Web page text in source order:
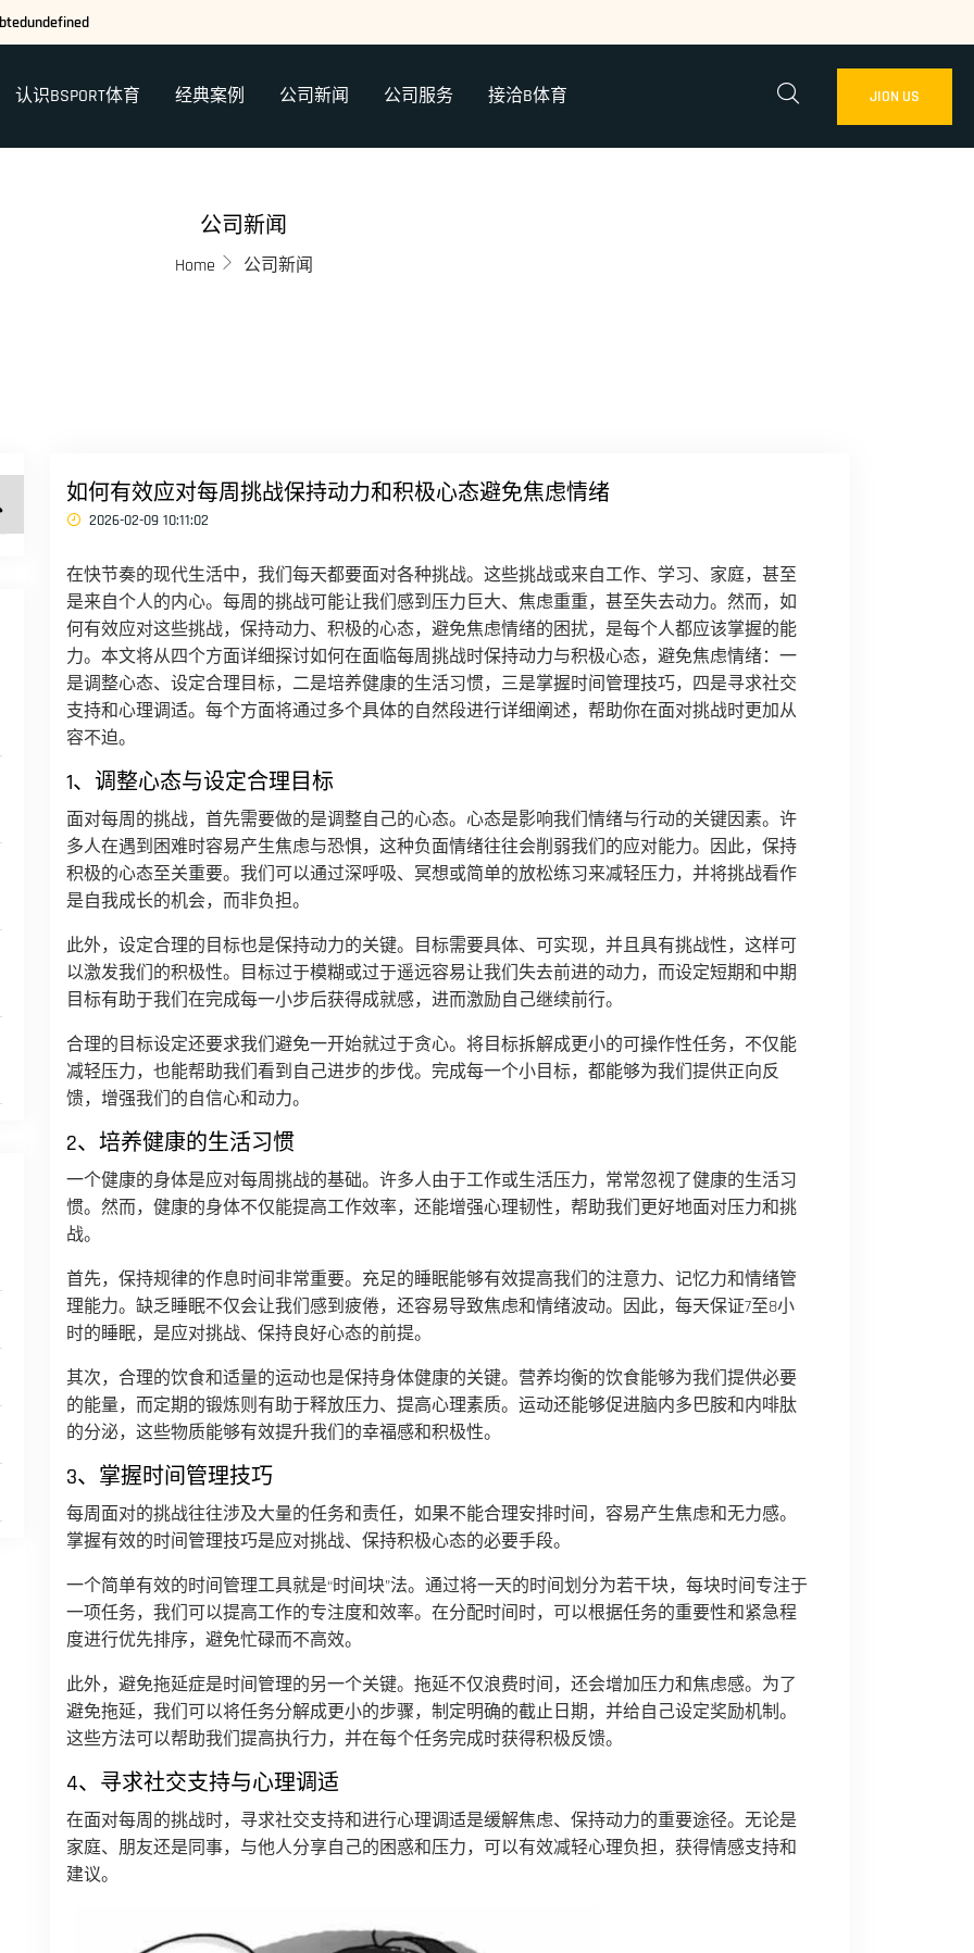
认识BSPORT体育 经典案例 公司新闻 公司服务 接洽B体育 JION US
公司新闻
Home 公司新闻
如何有效应对每周挑战保持动力和积极心态避免焦虑情绪
2026-02-09 10:11:02
在快节奏的现代生活中，我们每天都要面对各种挑战。这些挑战或来自工作、学习、家庭，甚至
是来自个人的内心。每周的挑战可能让我们感到压力巨大、焦虑重重，甚至失去动力。然而，如
何有效应对这些挑战，保持动力、积极的心态，避免焦虑情绪的困扰，是每个人都应该掌握的能
力。本文将从四个方面详细探讨如何在面临每周挑战时保持动力与积极心态，避免焦虑情绪：一
是调整心态、设定合理目标，二是培养健康的生活习惯，三是掌握时间管理技巧，四是寻求社交
支持和心理调适。每个方面将通过多个具体的自然段进行详细阐述，帮助你在面对挑战时更加从
容不迫。
1、调整心态与设定合理目标
面对每周的挑战，首先需要做的是调整自己的心态。心态是影响我们情绪与行动的关键因素。许
多人在遇到困难时容易产生焦虑与恐惧，这种负面情绪往往会削弱我们的应对能力。因此，保持
积极的心态至关重要。我们可以通过深呼吸、冥想或简单的放松练习来减轻压力，并将挑战看作
是自我成长的机会，而非负担。
此外，设定合理的目标也是保持动力的关键。目标需要具体、可实现，并且具有挑战性，这样可
以激发我们的积极性。目标过于模糊或过于遥远容易让我们失去前进的动力，而设定短期和中期
目标有助于我们在完成每一小步后获得成就感，进而激励自己继续前行。
合理的目标设定还要求我们避免一开始就过于贪心。将目标拆解成更小的可操作性任务，不仅能
减轻压力，也能帮助我们看到自己进步的步伐。完成每一个小目标，都能够为我们提供正向反
馈，增强我们的自信心和动力。
2、培养健康的生活习惯
一个健康的身体是应对每周挑战的基础。许多人由于工作或生活压力，常常忽视了健康的生活习
惯。然而，健康的身体不仅能提高工作效率，还能增强心理韧性，帮助我们更好地面对压力和挑
战。
首先，保持规律的作息时间非常重要。充足的睡眠能够有效提高我们的注意力、记忆力和情绪管
理能力。缺乏睡眠不仅会让我们感到疲倦，还容易导致焦虑和情绪波动。因此，每天保证7至8小
时的睡眠，是应对挑战、保持良好心态的前提。
其次，合理的饮食和适量的运动也是保持身体健康的关键。营养均衡的饮食能够为我们提供必要
的能量，而定期的锻炼则有助于释放压力、提高心理素质。运动还能够促进脑内多巴胺和内啡肽
的分泌，这些物质能够有效提升我们的幸福感和积极性。
3、掌握时间管理技巧
每周面对的挑战往往涉及大量的任务和责任，如果不能合理安排时间，容易产生焦虑和无力感。
掌握有效的时间管理技巧是应对挑战、保持积极心态的必要手段。
一个简单有效的时间管理工具就是“时间块”法。通过将一天的时间划分为若干块，每块时间专注于
一项任务，我们可以提高工作的专注度和效率。在分配时间时，可以根据任务的重要性和紧急程
度进行优先排序，避免忙碌而不高效。
此外，避免拖延症是时间管理的另一个关键。拖延不仅浪费时间，还会增加压力和焦虑感。为了
避免拖延，我们可以将任务分解成更小的步骤，制定明确的截止日期，并给自己设定奖励机制。
这些方法可以帮助我们提高执行力，并在每个任务完成时获得积极反馈。
4、寻求社交支持与心理调适
在面对每周的挑战时，寻求社交支持和进行心理调适是缓解焦虑、保持动力的重要途径。无论是
家庭、朋友还是同事，与他人分享自己的困惑和压力，可以有效减轻心理负担，获得情感支持和
建议。